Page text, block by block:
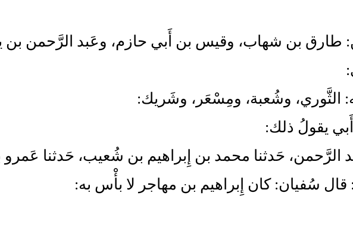
بن شهاب، وقيس بن أَبي حازم، وعَبد الرَّحمن بن
الثَّوري، وشُعبة، ومِسْعَر، وشَريك:
يقولُ ذلك:
الرَّحمن، حَدثنا محمد بن إِبراهيم بن شُعيب، حَدثنا
سُفيان: كان إِبراهيم بن مهاجر لا بأْس به: